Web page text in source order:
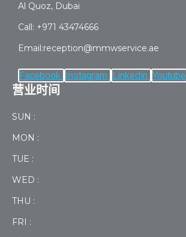
Al Quoz, Dubai
Call: +971 43474666
Email:reception@mmwservice.ae
Facebook Instagram Linkedin Youtube
营业时间
SUN :
MON :
TUE :
WED :
THU :
FRI :